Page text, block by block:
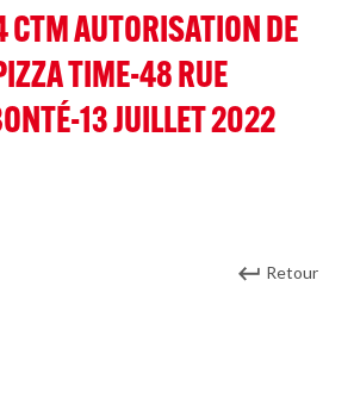
AUTORISATION DE
TIME-48 RUE
13 JUILLET 2022
Retour